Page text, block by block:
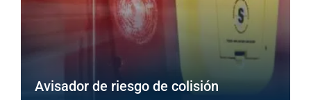
Avisador de riesgo de colisión